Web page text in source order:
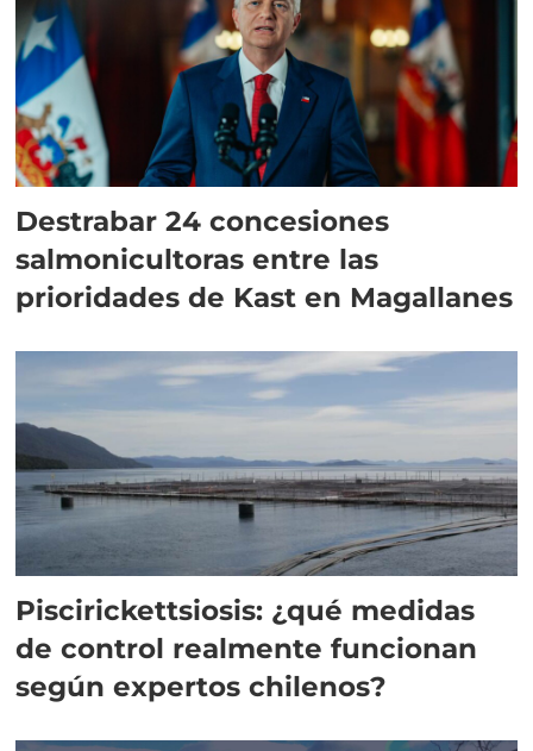
Destrabar 24 concesiones
salmonicultoras entre las
prioridades de Kast en Magallanes
Piscirickettsiosis: ¿qué medidas
de control realmente funcionan
según expertos chilenos?